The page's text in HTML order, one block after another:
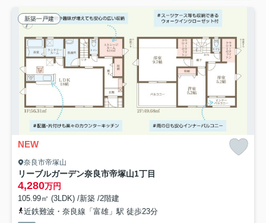
新築一戸建
NEW
奈良市帝塚山
リーブルガーデン奈良市帝塚山1丁目
4,280万円
105.99㎡ (3LDK) /新築 /2階建
近鉄難波・奈良線「富雄」駅 徒歩23分